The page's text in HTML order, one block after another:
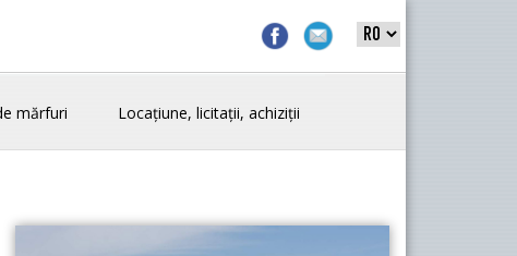
mărfuri Locațiune, licitații, achiziții